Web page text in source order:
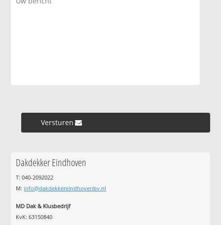
Versturen »
Dakdekker Eindhoven
T: 040-2092022
M: info@dakdekkereindhovenbv.nl
MD Dak & Klusbedrijf
KvK: 63150840